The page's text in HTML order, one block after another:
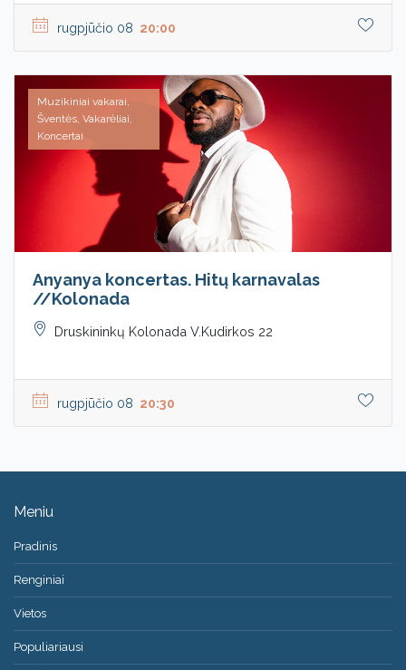
rugpjūčio 08 20:00
Muzikiniai vakarai,
Šventės, Vakarėliai,
Koncertai
Anyanya koncertas. Hitų karnavalas
//Kolonada
Druskininkų Kolonada V.Kudirkos 22
rugpjūčio 08 20:30
Meniu
Pradinis
Renginiai
Vietos
Populiariausi